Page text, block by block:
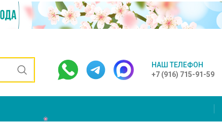
НАШ ТЕЛЕФОН
+7 (916) 715-91-59